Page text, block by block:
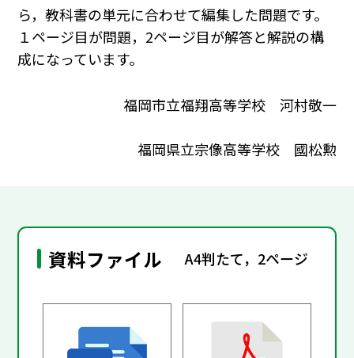
ら，教科書の単元に合わせて編集した問題です。
１ページ目が問題，2ページ目が解答と解説の構
成になっています。
福岡市立福翔高等学校 河村敬一
福岡県立宗像高等学校 國松勲
資料ファイル A4判たて，2ページ